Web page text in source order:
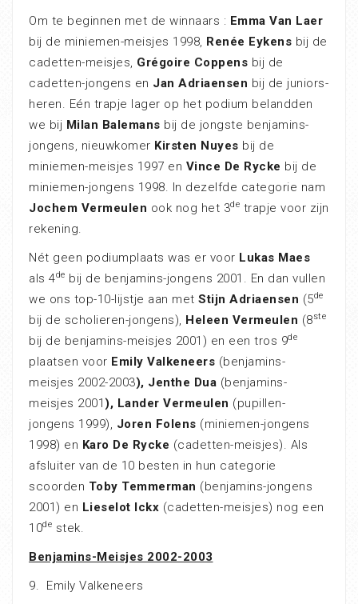
Om te beginnen met de winnaars : Emma Van Laer
bij de miniemen-meisjes 1998, Renée Eykens bij de
cadetten-meisjes, Grégoire Coppens bij de
cadetten-jongens en Jan Adriaensen bij de juniors-
heren. Eén trapje lager op het podium belandden
we bij Milan Balemans bij de jongste benjamins-
jongens, nieuwkomer Kirsten Nuyes bij de
miniemen-meisjes 1997 en Vince De Rycke bij de
miniemen-jongens 1998. In dezelfde categorie nam
Jochem Vermeulen ook nog het 3de trapje voor zijn
rekening.
Nét geen podiumplaats was er voor Lukas Maes
als 4de bij de benjamins-jongens 2001. En dan vullen
we ons top-10-lijstje aan met Stijn Adriaensen (5de
bij de scholieren-jongens), Heleen Vermeulen (8ste
bij de benjamins-meisjes 2001) en een tros 9de
plaatsen voor Emily Valkeneers (benjamins-
meisjes 2002-2003), Jenthe Dua (benjamins-
meisjes 2001), Lander Vermeulen (pupillen-
jongens 1999), Joren Folens (miniemen-jongens
1998) en Karo De Rycke (cadetten-meisjes). Als
afsluiter van de 10 besten in hun categorie
scoorden Toby Temmerman (benjamins-jongens
2001) en Lieselot Ickx (cadetten-meisjes) nog een
10de stek.
Benjamins-Meisjes 2002-2003
9. Emily Valkeneers